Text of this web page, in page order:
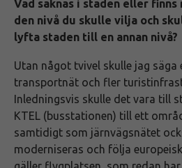
Vad saknas i staden eller finns
den nivå du skulle vilja och
lyfta staden till en annan nivå?
Utan något tvivel skulle jag
transportnät och fler
Inledningsvis skulle det vara till
KTEL (busstationen) till ett
samtidigt som järnvägsnätet
moderniseras och följa